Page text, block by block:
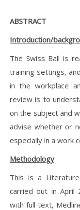
ABSTRACT
Introduction/
The Swiss Ball is
training settings,
in the workplace
review is to
on the subject and
advise whether or
especially in a work
Methodology
This is a
carried out in April
with full text,